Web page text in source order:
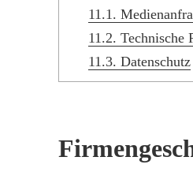
11.1.
11.2. Technische
11.3. Datenschutz